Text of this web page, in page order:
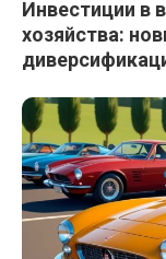
Инвестиции в
хозяйства: